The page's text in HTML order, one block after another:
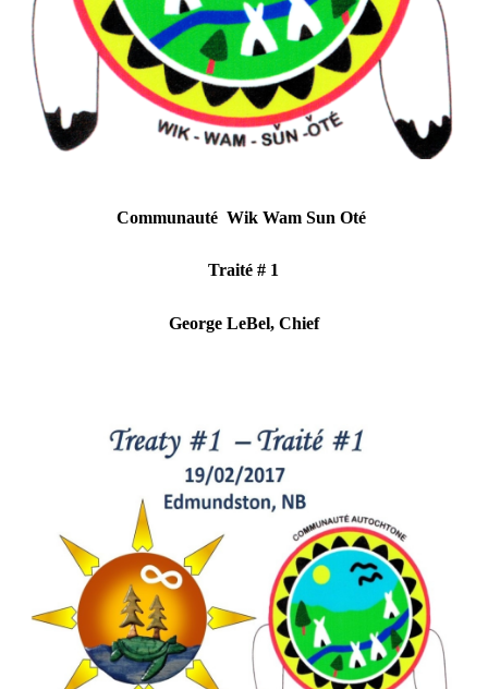
CommunautéWik Wam Sun Oté
Traité# 1
George LeBel, Chief